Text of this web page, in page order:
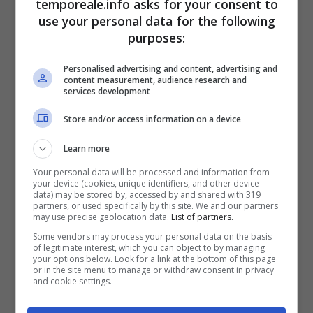
movimentate in colli, “Ro-Ro” e auto nuove,
merci in container, in sacconi, palletts, con un
+4%. Tra le rinfuse solide, in controtendenza
rispetto agli ultimi anni, cresce del 43% il
traffico di prodotti metallurgici, minerali e
metalli, rispetto al 2016, così come il traffico
di minerali grezzi cementi e calci +12%,
prodotti chimici +14% e fertilizzanti +26%.
Dall’analisi dei dati emerge che le merci
movimentate in colli si affermano quale
principale segmento merceologico, pari a
complessive 4,4 milioni di tonnellate, a fronte
di 4 milioni di tonnellate di rinfuse solide e 4
temporeale.info asks for your consent to
use your personal data for the following
purposes:
Personalised advertising and content, advertising and
content measurement, audience research and
services development
Store and/or access information on a device
Learn more
Your personal data will be processed and information from
your device (cookies, unique identifiers, and other device
data) may be stored by, accessed by and shared with 319
partners, or used specifically by this site. We and our partners
may use precise geolocation data. List of partners.
Some vendors may process your personal data on the basis
of legitimate interest, which you can object to by managing
your options below. Look for a link at the bottom of this page
or in the site menu to manage or withdraw consent in privacy
and cookie settings.